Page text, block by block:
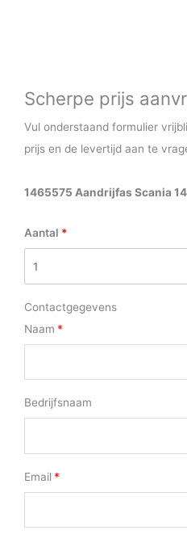
Scherpe prijs
Vul onderstaand formulier
prijs en de levertijd aan te
1465575 Aandrijfas Scania
Aantal
Contactgegevens
Naam
Bedrijfsnaam
Email